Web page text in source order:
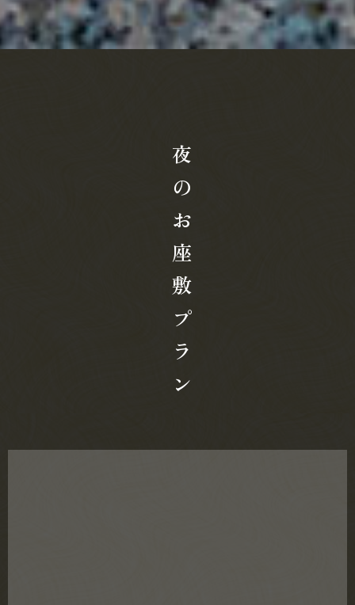
夜のお座敷プラン